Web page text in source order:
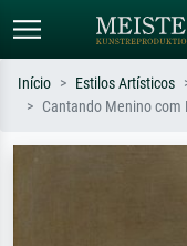
Início Estilos Artísticos
Cantando Menino com